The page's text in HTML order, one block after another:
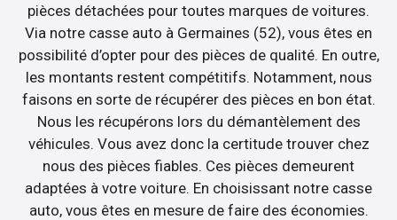
pièces détachées pour toutes marques de voitures.
Via notre casse auto à Germaines (52), vous êtes en
possibilité d’opter pour des pièces de qualité. En outre,
les montants restent compétitifs. Notamment, nous
faisons en sorte de récupérer des pièces en bon état.
Nous les récupérons lors du démantèlement des
véhicules. Vous avez donc la certitude trouver chez
nous des pièces fiables. Ces pièces demeurent
adaptées à votre voiture. En choisissant notre casse
auto, vous êtes en mesure de faire des économies.